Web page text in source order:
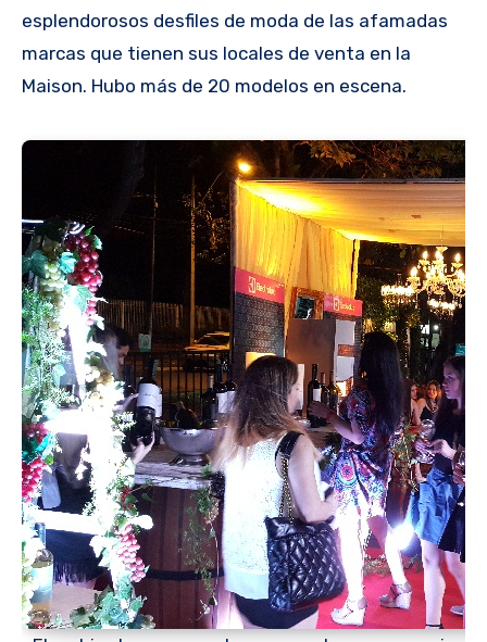
esplendorosos desfiles de moda de las afamadas
marcas que tienen sus locales de venta en la
Maison. Hubo más de 20 modelos en escena.